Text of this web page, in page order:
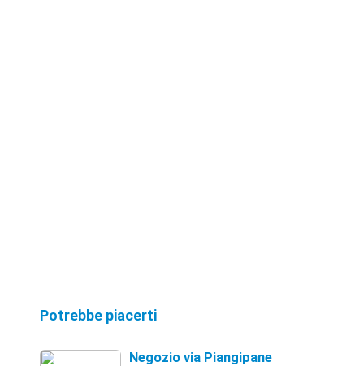
Potrebbe piacerti
Negozio via Piangipane